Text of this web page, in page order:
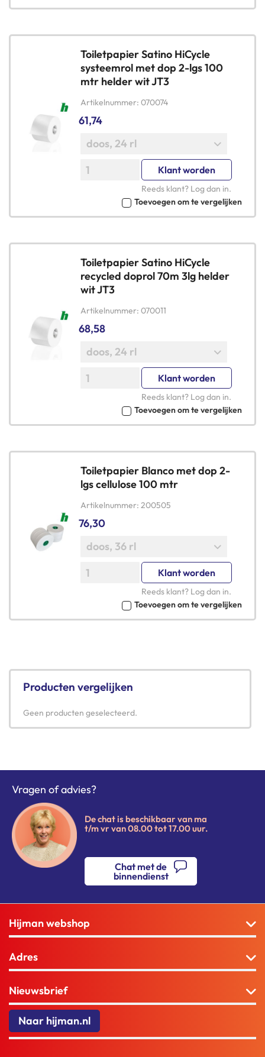
Toiletpapier Satino HiCycle
systeemrol met dop 2-lgs 100
mtr helder wit JT3
Artikelnummer 070074
61,74
Klant worden
Reeds klant? Log dan in.
Toevoegen om te vergelijken
Toiletpapier Satino HiCycle
recycled doprol 70m 3lg helder
wit JT3
Artikelnummer 070011
68,58
Klant worden
Reeds klant? Log dan in.
Toevoegen om te vergelijken
Toiletpapier Blanco met dop 2-
lgs cellulose 100 mtr
Artikelnummer 200505
76,30
Klant worden
Reeds klant? Log dan in.
Toevoegen om te vergelijken
Producten vergelijken
Geen producten geselecteerd.
Vragen of advies?
De chat is beschikbaar van ma
t/m vr van 08.00 tot 17.00 uur.
Chat met de
binnendienst
Hijman webshop
Adres
Nieuwsbrief
Naar hijman.nl